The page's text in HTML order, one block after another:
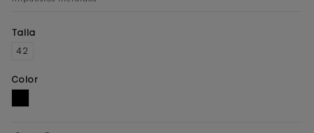
Talla
42
Color